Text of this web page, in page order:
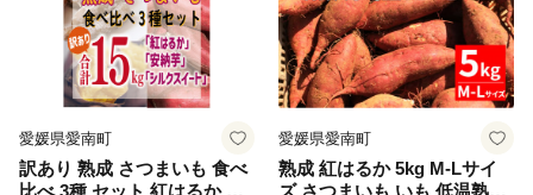
愛媛県愛南町
訳あり 熟成 さつまいも 食べ
愛媛県愛南町
熟成 紅はるか 5kg M-Lサイ